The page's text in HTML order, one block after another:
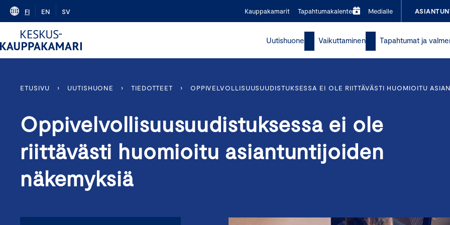
Skip
content
FI EN SV Kauppakamarit Tapahtumakalenteri Medialle
Uutishuone Vaikuttaminen Tapahtumat ja
ETUSIVU › UUTISHUONE › TIEDOTTEET › OPPIVELVOLLISUUSUUDISTUKSESSA EI OLE RIITTÄVÄSTI HUOMIOITU
Oppivelvollisuusuudistuksessa ei ole
riittävästi huomioitu asiantuntijoiden
näkemyksiä